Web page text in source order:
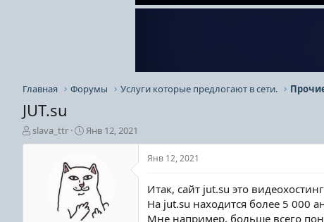
Главная Форумы Услуги которые предлогают в сети.
JUT.su
А
в
slava_ttr
Д
а
а
н
а
ч
а
Янв 12, 2021
Янв 12, 2021
Итак, сайт jut.su это
На jut.su находится более 5 000
Мне например, больше всего